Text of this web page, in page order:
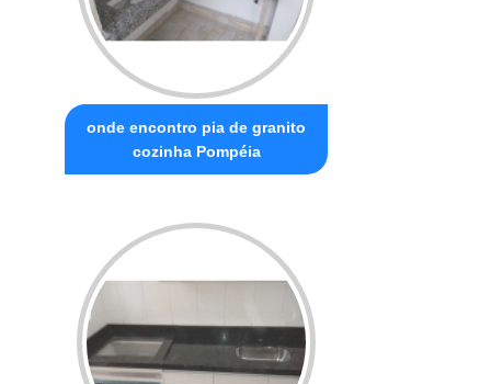
onde encontro pia de granito
cozinha Pompéia